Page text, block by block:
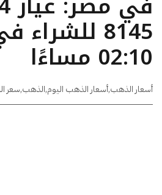
8145
02:10 مساءًا
أسعار الذهب,أسعار الذهب اليوم,الذهب,سعر